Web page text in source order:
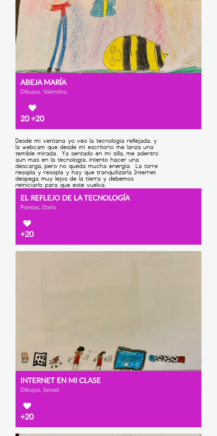
ABEJA MARÍA
Dibujos, Valentina
20+20
EL REFLEJO DE LA TECNOLOGÍA
Poesías, Darío
+20
INTERNET EN MI CLASE
Dibujos, Ismael
+20